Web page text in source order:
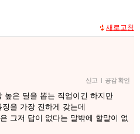
새로고침
신고 | 공감 확인
높은 딜을 뽑는 직업이긴 하지만
을 가장 진하게 갖는데
그저 답이 없다는 말밖에 할말이 없